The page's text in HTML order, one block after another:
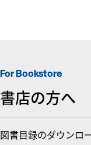
For Bookstore
書店の方へ
図書目録のダウンロ